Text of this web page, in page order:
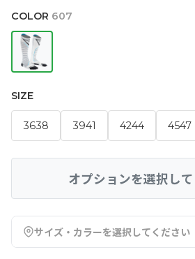
COLOR 607
SIZE
3638 3941 4244 4547
オプションを選択し
サイズ・カラーを選択してください